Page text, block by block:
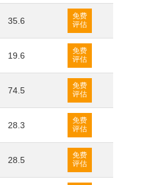
35.6
免费
评估
19.6
免费
评估
74.5
免费
评估
28.3
免费
评估
28.5
免费
评估